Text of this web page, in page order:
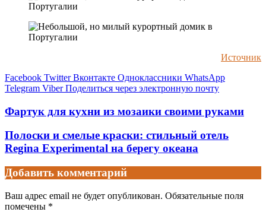
Источник
Facebook Twitter Вконтакте Одноклассники WhatsApp
Telegram Viber Поделиться через электронную почту
Фартук для кухни из мозаики своими руками
Полоски и смелые краски: стильный отель
Regina Experimental на берегу океана
Добавить комментарий
Ваш адрес email не будет опубликован. Обязательные поля
помечены *